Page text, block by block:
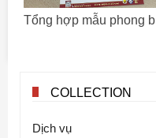
COLLECTION
Dịch vụ